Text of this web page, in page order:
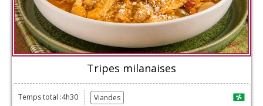
Tripes milanaises
Temps total :4h30 Viandes